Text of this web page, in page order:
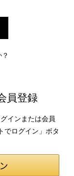
員登録
インまたは会員
でログイン」ボタ